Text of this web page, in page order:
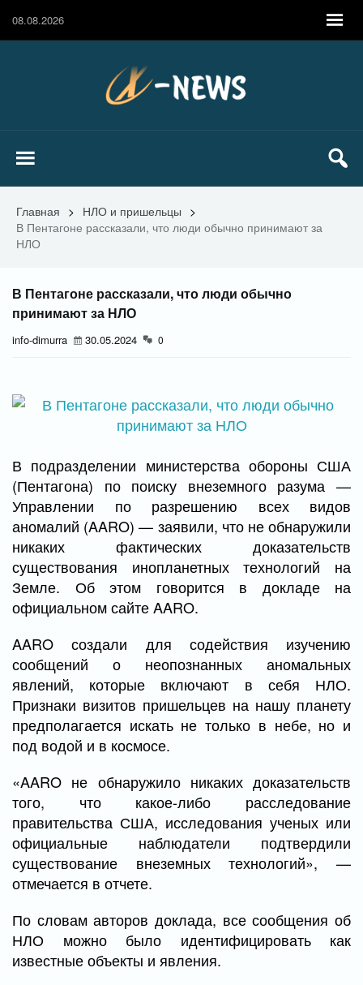
08.08.2026
Главная > НЛО и пришельцы >
В Пентагоне рассказали, что люди обычно принимают за
НЛО
В Пентагоне рассказали, что люди обычно
принимают за НЛО
info-dimurra 30.05.2024 0
В подразделении министерства обороны США
(Пентагона) по поиску внеземного разума —
Управлении по разрешению всех видов
аномалий (AARO) — заявили, что не обнаружили
никаких фактических доказательств
существования инопланетных технологий на
Земле. Об этом говорится в докладе на
официальном сайте AARO.
AARO создали для содействия изучению
сообщений о неопознанных аномальных
явлений, которые включают в себя НЛО.
Признаки визитов пришельцев на нашу планету
предполагается искать не только в небе, но и
под водой и в космосе.
«AARO не обнаружило никаких доказательств
того, что какое-либо расследование
правительства США, исследования ученых или
официальные наблюдатели подтвердили
существование внеземных технологий», —
отмечается в отчете.
По словам авторов доклада, все сообщения об
НЛО можно было идентифицировать как
известные объекты и явления.